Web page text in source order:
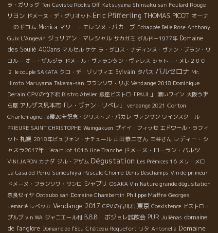
ラ・ガリッグ Ten Caviste Rocks Off Katsuyama Shinsaku san Foulard Rouge
リヨン ドメーヌ・デ・グリオット Eric Pfifferling THOMAS PICOT オーナ
ーのギヨム Monica マリー・エレンヌ・バカーブ Echappée Belle Rose Anthony
Guix L'Angevin ジュリアン・マレシャル サカガミ ボルドー1977年 Domaine
des Soulié 400ans マルセル ケケ ラ・グロス・ナディンヌ・ヴァン・ブラン・リ
コルー オー・ザルジラ ドメール・ヴァランタン・ヴァレス シャトー・メレ２００
２ le couple SAKATA クロ・デ・ゾリヴィエ Sylvain タパス バルセロナ Mr.
Hiroto Maruyama Takema-san フランソワ・リボ Vendange 2018 Dominique
Derain CPVの竹下君 Bistro Atelier 銀座ビストロ「PAUL」 濃いワイン 大阪うず
ら屋 アルザス見本市「レ・ヴァン・リベレ」 vendange 2021 Corton
Charlemagne 収穫20年記念・クリストフ・パカレ ヴァンサン ワインスクール
PRIEURE SAINT CHRISTOPHE Waingakuen プイイ・フィッセ エドワール・ラフィ
ット 札幌 2018年ビュヴォン・ナチュール 山田恭二さん 三谷さん レディー・シ
ャスラ2017年 L'écart lot 1016 Une Tranche ドメーヌ・ローラン・バルツ
VINI JAPON カナダ ジル・アザム Dégustation Les Prémices 16 メリ・メロ
La Casa del Perro Sumeshiya Pascale Choime Denis Deschamps Vin de primeur
ドメーヌ・フランソワ・サンロ シャブリ OSAKA Vin Nature grande dégustation
奈良セイヤ Ootsubo san Domaine Chambertin Philippe Maffre Georges
Lemarié レベッカ Vendange 2017 CPVの石川君 東京 Coexistence ビストロ・
プルプ vin WA ジャニエール村 B.B.B. ボジョレ試飲会 PUR Juliénas domaine
de l'anglore Domaine de l'Ecu Château Roquefort リタ Antonella Domaine